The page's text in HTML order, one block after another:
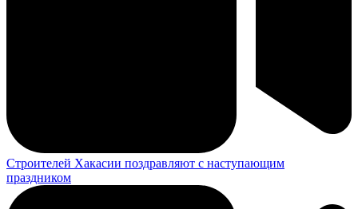
Строителей Хакасии поздравляют с наступающим
праздником